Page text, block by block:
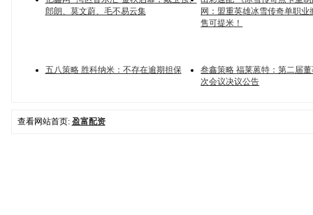
郎朗、莫文蔚、毛不易云集
网：盟重英雄冰雪传奇单职业
售可提米！
五八策略 胜科纳米：不存在逾期担保
叁鑫策略 福莱蒽特：第二届
次会议决议公告
查看网站首页: 盈富配资